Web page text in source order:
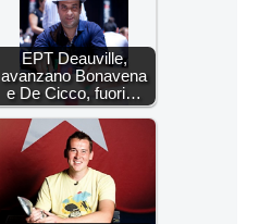
EPT Deauville,
avanzano Bonavena
e De Cicco, fuori…